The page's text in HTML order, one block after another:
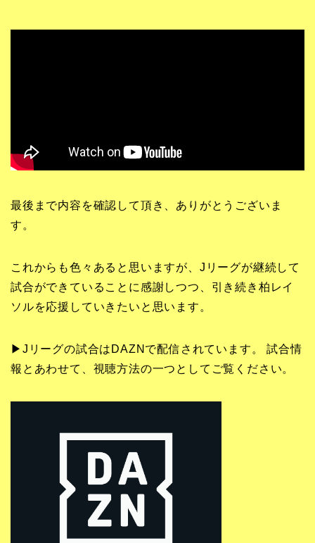
最後まで内容を確認して頂き、ありがとうございま
す。
これからも色々あると思いますが、Jリーグが継続して
試合ができていることに感謝しつつ、引き続き柏レイ
ソルを応援していきたいと思います。
▶Jリーグの試合はDAZNで配信されています。 試合情
報とあわせて、視聴方法の一つとしてご覧ください。